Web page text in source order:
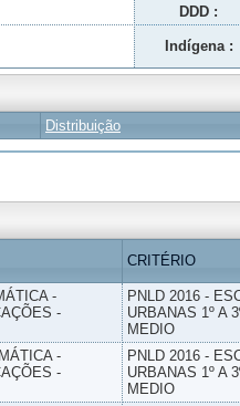
DDD :
Indígena :
Distribuição
CRITÉRIO
-
-
PNLD 2016 -
URBANAS 1º A
MEDIO
-
-
PNLD 2016 -
URBANAS 1º A
MEDIO